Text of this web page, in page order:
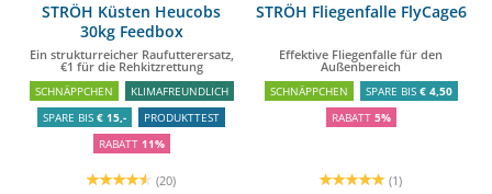
STRÖH Küsten Heucobs
30kg Feedbox
Ein strukturreicher Raufutterersatz,
€1 für die Rehkitzrettung
SCHNÄPPCHEN
KLIMAFREUNDLICH
SPARE BIS € 15,-
PRODUKTTEST
RABATT 11%
(20)
STRÖH Fliegenfalle FlyCage6
Effektive Fliegenfalle für den
Außenbereich
SCHNÄPPCHEN SPARE BIS € 4,50
RABATT 5%
(1)